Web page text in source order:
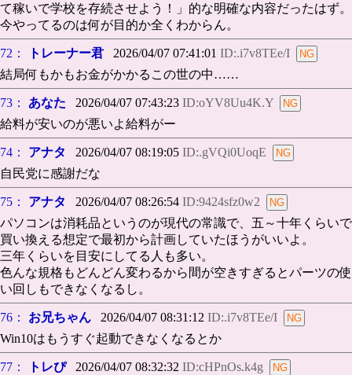
て稼いで学校を存続させよう！」的な明確な内容だったはず。
今やってるのは何が目的か全くわからん。
72： トレーナー君 2026/04/07 07:41:01 ID:.i7v8TEe/I
結局何もかもお金がかかるこの世の中……
73： あなた 2026/04/07 07:43:23 ID:oYV8Uu4K.Y
給料が安いのが悪いよ給料がー
74： アナタ 2026/04/07 08:19:05 ID:.gVQi0UoqE
自民党に感謝だな
75： アナタ 2026/04/07 08:26:54 ID:9424sfz0w2
パソコンは消耗品というのが現代の常識で、五～十年くらいで
買い換える想定で最初から計画していたほうがいいよ。
三年くらいを目安にしてる人も多い。
色んな規格もどんどん変わるから間が空きすぎるとパーツの使
い回しもできなくなるし。
76： お兄ちゃん 2026/04/07 08:31:12 ID:.i7v8TEe/I
Win10はもうすぐ起動できなくなるとか
77： トレぴ2026/04/07 08:32:32 ID:cHPnOs.k4g